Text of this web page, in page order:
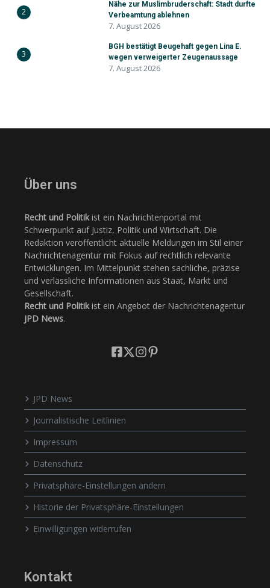
2
Nähe zur Muslimbruderschaft: Stadt durfte
Verbeamtung ablehnen
7. August 2026
3
BGH bestätigt Beugehaft gegen Lina E.
wegen verweigerter Zeugenaussage
7. August 2026
Über uns
Recht und Politikist ein Nachrichtenportal mit
Schwerpunkt auf Justiz, Politik und Wirtschaft. Die
Redaktion veröffentlicht aktuelle Meldungen im Stil einer
Nachrichtenagentur mit Fokus auf rechtlich relevante
Entwicklungen. Im Mittelpunkt stehen sachliche, präzise
und verlässliche Informationen aus Staat, Markt und
Gesellschaft.
Recht und Politikist ein Angebot der Nachrichtenagentur
JPD News.
JPD News
Journalistische Leitlinien
Impressum
Datenschutz
Privatsphäre-Einstellungen ändern
Historie der Privatsphäre-Einstellungen
Einwilligungen widerrufen
Kontakt